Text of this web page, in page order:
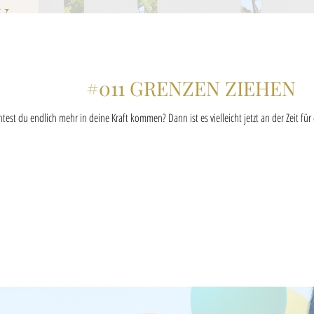
#011 GRENZEN ZIEHEN
du endlich mehr in deine Kraft kommen? Dann ist es vielleicht jetzt an der Zeit für